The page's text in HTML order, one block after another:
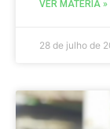
VER MATÉRIA »
28 de julho de